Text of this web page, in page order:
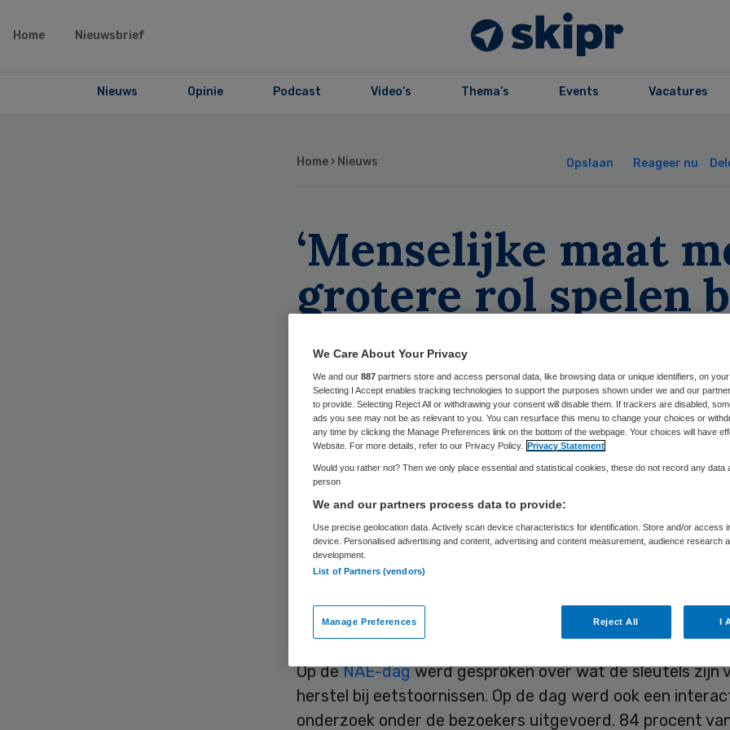
Home Nieuwsbrief
Nieuws Opinie Podcast Video’s Thema’s Events Vacatures
Home › Nieuws Opslaan Reageer nu
‘Menselijke maat
grotere rol spelen
behandeling
eetstoornissen’
Skipr Redactie 9 december 2015 12:49 50 keer gelezen
In de huidige zorg voor patiënten met een eetstoornis
menselijke maat onvoldoende toegepast. Dat vond althans
meerderheid van de 400 deelnemers aan de bijeenkomst
Nederlandse Academie voor Eetstoornissen (NAE) in
met Stichting Human Concern op 27 november.
Op deNAE-dagwerd gesproken over wat de sleutels zijn
herstel bij eetstoornissen. Op de dag werd ook een
onderzoek onder de bezoekers uitgevoerd. 84 procent
We Care About Your Privacy
We and our 887 partners store and access personal data, like browsing data or unique identifiers, on your
Selecting I Accept enables tracking technologies to support the purposes shown under we and our
to provide. Selecting Reject All or withdrawing your consent will disable them. If trackers are disabled,
ads you see may not be as relevant to you. You can resurface this menu to change your choices or
any time by clicking the Manage Preferences link on the bottom of the webpage. Your choices will have
Website. For more details, refer to our Privacy Policy. Privacy Statement
Would you rather not? Then we only place essential and statistical cookies, these do not record any data
person
We and our partners process data to provide:
Use precise geolocation data. Actively scan device characteristics for identification. Store and/or access
device. Personalised advertising and content, advertising and content measurement, audience research
development.
List of Partners (vendors)
Manage Preferences Reject All I